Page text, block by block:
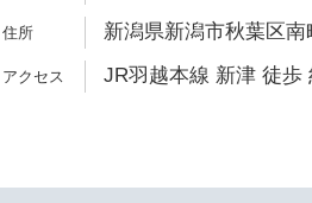
新潟県新潟市秋葉区南
JR羽越本線 新津 徒歩